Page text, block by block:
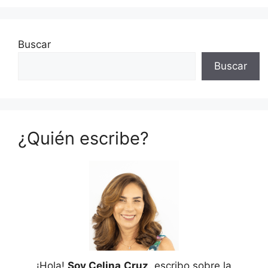
Buscar
Buscar
¿Quién escribe?
¡Hola! Soy Celina Cruz, escribo sobre la